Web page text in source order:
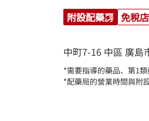
附設配藥房 免稅店
中町7-16 中區 廣島
*需要指導的藥品、第1
*配藥局的營業時間與附